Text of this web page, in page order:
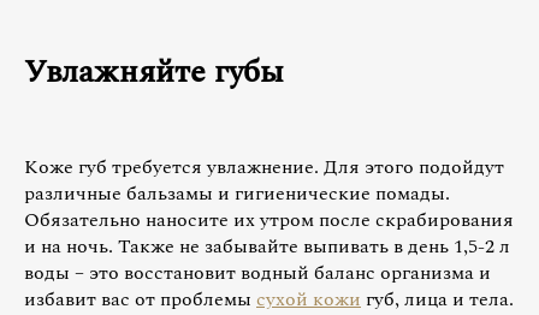
Увлажняйте губы
Коже губ требуется увлажнение. Для этого подойдут
различные бальзамы и гигиенические помады.
Обязательно наносите их утром после скрабирования
и на ночь. Также не забывайте выпивать в день 1,5-2 л
воды – это восстановит водный баланс организма и
избавит вас от проблемы сухой кожи губ, лица и тела.